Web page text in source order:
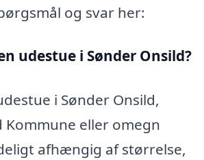
og svar her:
udestue i Sønder Onsild?
i Sønder Onsild,
eller omegn
afhængig af størrelse,